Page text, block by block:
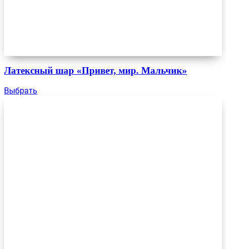
Латексный шар «Привет, мир. Мальчик»
Выбрать